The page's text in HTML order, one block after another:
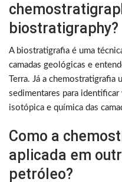
biostratigraphy?
A biostratigrafia é uma
camadas geológicas e
Terra. Já a
sedimentares para
isotópica e química das
Como a
aplicada em
petróleo?